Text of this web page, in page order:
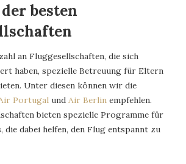
besten
an Fluggesellschaften, die sich
haben, spezielle Betreuung für Eltern
Unter diesen können wir die
Portugal und Air Berlin empfehlen.
bieten spezielle Programme für
die dabei helfen, den Flug entspannt zu